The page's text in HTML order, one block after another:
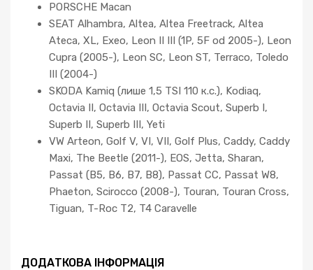
PORSCHE Macan
SEAT Alhambra, Altea, Altea Freetrack, Altea
Ateca, XL, Exeo, Leon II III (1P, 5F od 2005-), Leon
Cupra (2005-), Leon SC, Leon ST, Terraco, Toledo
III (2004-)
SKODA Kamiq (лише 1,5 TSI 110 к.с.), Kodiaq,
Octavia II, Octavia III, Octavia Scout, Superb I,
Superb II, Superb III, Yeti
VW Arteon, Golf V, VI, VII, Golf Plus, Caddy, Caddy
Maxi, The Beetle (2011-), EOS, Jetta, Sharan,
Passat (B5, B6, B7, B8), Passat CC, Passat W8,
Phaeton, Scirocco (2008-), Touran, Touran Cross,
Tiguan, T-Roc T2, T4 Caravelle
ДОДАТКОВА ІНФОРМАЦІЯ